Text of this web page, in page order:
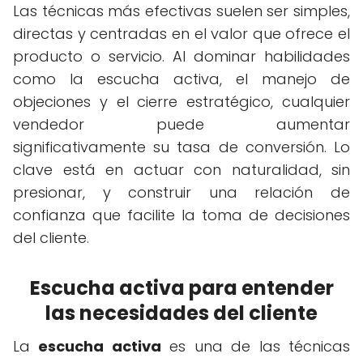
Las técnicas más efectivas suelen ser simples,
directas y centradas en el valor que ofrece el
producto o servicio. Al dominar habilidades
como la escucha activa, el manejo de
objeciones y el cierre estratégico, cualquier
vendedor puede aumentar
significativamente su tasa de conversión. Lo
clave está en actuar con naturalidad, sin
presionar, y construir una relación de
confianza que facilite la toma de decisiones
del cliente.
Escucha activa para entender
las necesidades del cliente
La escucha activa es una de las técnicas